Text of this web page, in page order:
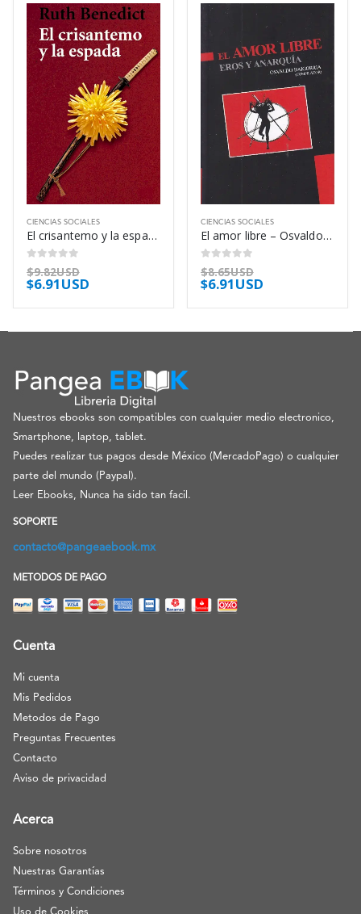
CIENCIAS SOCIALES
El crisantemo y la espada – Ruth Benedict
0out of 5
$9.82USD
$6.91USD
CIENCIAS SOCIALES
El amor libre – Osvaldo Baigorria
0out of 5
$8.65USD
$6.91USD
Nuestros ebooks son compatibles con cualquier medio electronico,
Smartphone, laptop, tablet.
Puedes realizar tus pagos desde México (MercadoPago) o cualquier
parte del mundo (Paypal).
Leer Ebooks, Nunca ha sido tan facil.
SOPORTE
contacto@pangeaebook.mx
METODOS DE PAGO
Cuenta
Mi cuenta
Mis Pedidos
Metodos de Pago
Preguntas Frecuentes
Contacto
Aviso de privacidad
Acerca
Sobre nosotros
Nuestras Garantías
Términos y Condiciones